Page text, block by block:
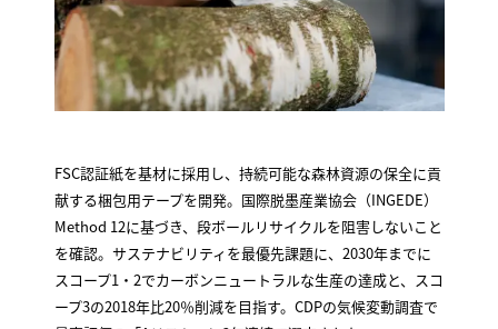
FSC認証紙を基材に採用し、持続可能な森林資源の保全に貢
献する梱包用テープを開発。国際脱墨産業協会（INGEDE）
Method 12に基づき、段ボールリサイクルを阻害しないこと
を確認。サステナビリティを最優先課題に、2030年までに
スコープ1・2でカーボンニュートラルな生産の達成と、スコ
ープ3の2018年比20％削減を目指す。CDPの気候変動調査で